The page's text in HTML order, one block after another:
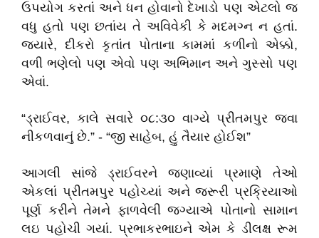
ઉપયોગ કરતાં અને ધન હોવાનો દેખાડો પણ એટલો જ
વધુ હતો પણ છતાંય તે અવિવેકી કે મદમગ્ન ન હતાં.
જયારે, દીકરો કૃતાંત પોતાના કામમાં કળીનો એક્કો,
વળી ભણેલો પણ એવો પણ અભિમાન અને ગુસ્સો પણ
એવાં.
“ડ્રાઈવર, કાલે સવારે ૦૮:૩૦ વાગ્યે પ્રીતમપુર જવા
નીકળવાનું છે.” - “જી સાહેબ, હું તૈયાર હોઈશ”
આગલી સાંજે ડ્રાઈવરને જણાવ્યાં પ્રમાણે તેઓ
એકલાં પ્રીતમપુર પહોચ્યાં અને જરૂરી પ્રક્રિયાઓ
પૂર્ણ કરીને તેમને ફાળવેલી જગ્યાએ પોતાનો સામાન
લઇ પહોચી ગયાં. પ્રભાકરભાઇને એમ કે ડીલક્ષ રૂમ